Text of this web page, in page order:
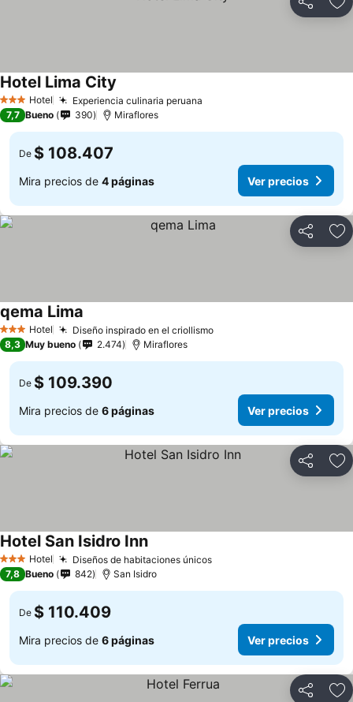
Compartir
3 Estrellas
Hotel Experiencia culinaria peruana
Hotel Lima City
7,7 Bueno 390 Miraflores
De $ 108.407
Mira precios de 4 páginas Ver precios
Compartir
3 Estrellas
Hotel Diseño inspirado en el criollismoVer precios
qema Lima
8,3 Muy bueno 2.474 Miraflores
De $ 109.390
Mira precios de 6 páginas Ver precios
Compartir
3 Estrellas
Hotel Diseños de habitaciones únicosVer precios
Hotel San Isidro InnVer precios
7,8 Bueno 842 San Isidro
De $ 110.409
Mira precios de 6 páginas Ver precios
Compartir